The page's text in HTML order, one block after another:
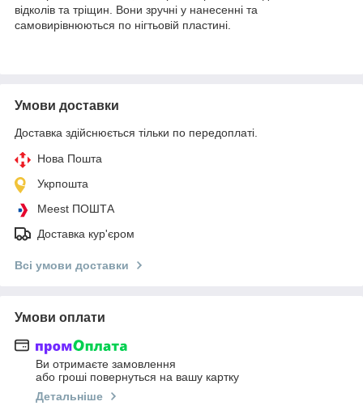
відколів та тріщин. Вони зручні у нанесенні та
самовирівнюються по нігтьовій пластині.
Умови доставки
Доставка здійснюється тільки по передоплаті.
Нова Пошта
Укрпошта
Meest ПОШТА
Доставка кур'єром
Всі умови доставки
Умови оплати
Ви отримаєте замовлення
або гроші повернуться на вашу картку
Детальніше